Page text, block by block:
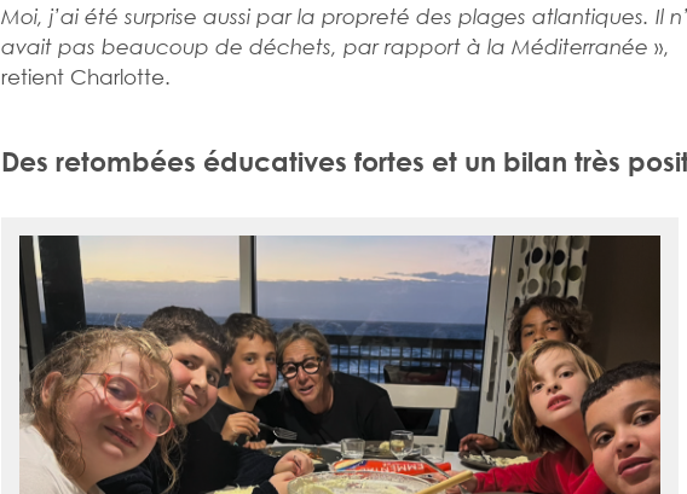
Moi, j’ai été surprise aussi par la propreté des plages atlantiques. Il
avait pas beaucoup de déchets, par rapport à la Méditerranée »,
retient Charlotte.
Des retombées éducatives fortes et un bilan très